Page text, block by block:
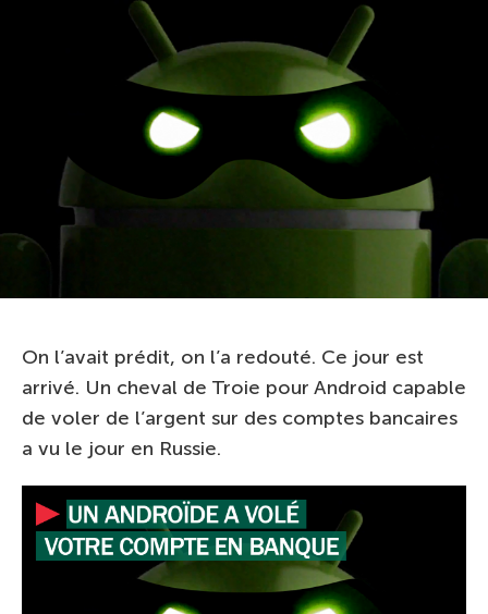
On l’avait prédit, on l’a redouté. Ce jour est
arrivé. Un cheval de Troie pour Android capable
de voler de l’argent sur des comptes bancaires
a vu le jour en Russie.